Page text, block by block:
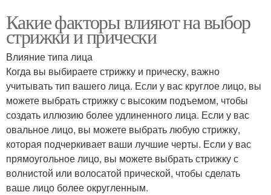
Какие факторы влияют на выбор
стрижки и прически
Влияние типа лица
Когда вы выбираете стрижку и прическу, важно
учитывать тип вашего лица. Если у вас круглое лицо, вы
можете выбрать стрижку с высоким подъемом, чтобы
создать иллюзию более удлиненного лица. Если у вас
овальное лицо, вы можете выбрать любую стрижку,
которая подчеркивает ваши лучшие черты. Если у вас
прямоугольное лицо, вы можете выбрать стрижку с
волнистой или волосатой прической, чтобы сделать
ваше лицо более округленным.